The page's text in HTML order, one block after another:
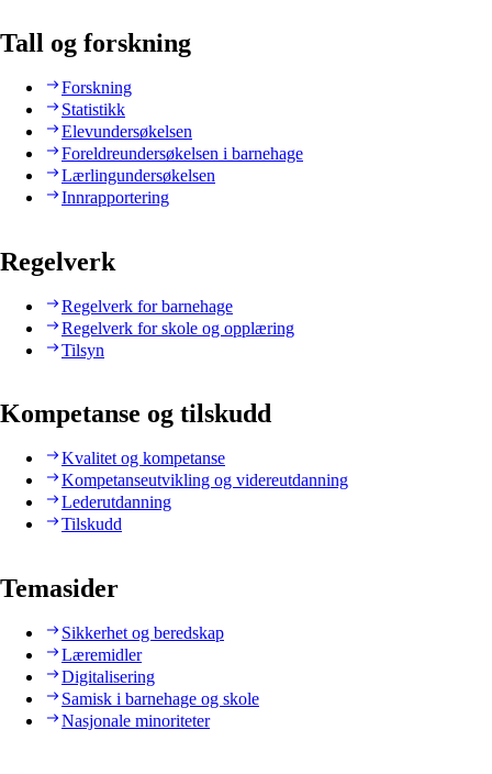
Tall og forskning
Forskning
Statistikk
Elevundersøkelsen
Foreldreundersøkelsen i barnehage
Lærlingundersøkelsen
Innrapportering
Regelverk
Regelverk for barnehage
Regelverk for skole og opplæring
Tilsyn
Kompetanse og tilskudd
Kvalitet og kompetanse
Kompetanseutvikling og videreutdanning
Lederutdanning
Tilskudd
Temasider
Sikkerhet og beredskap
Læremidler
Digitalisering
Samisk i barnehage og skole
Nasjonale minoriteter